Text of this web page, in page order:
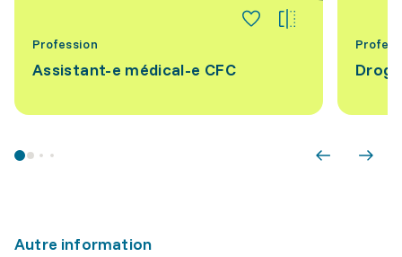
Profession
Assistant-e médical-e CFC
Autre information